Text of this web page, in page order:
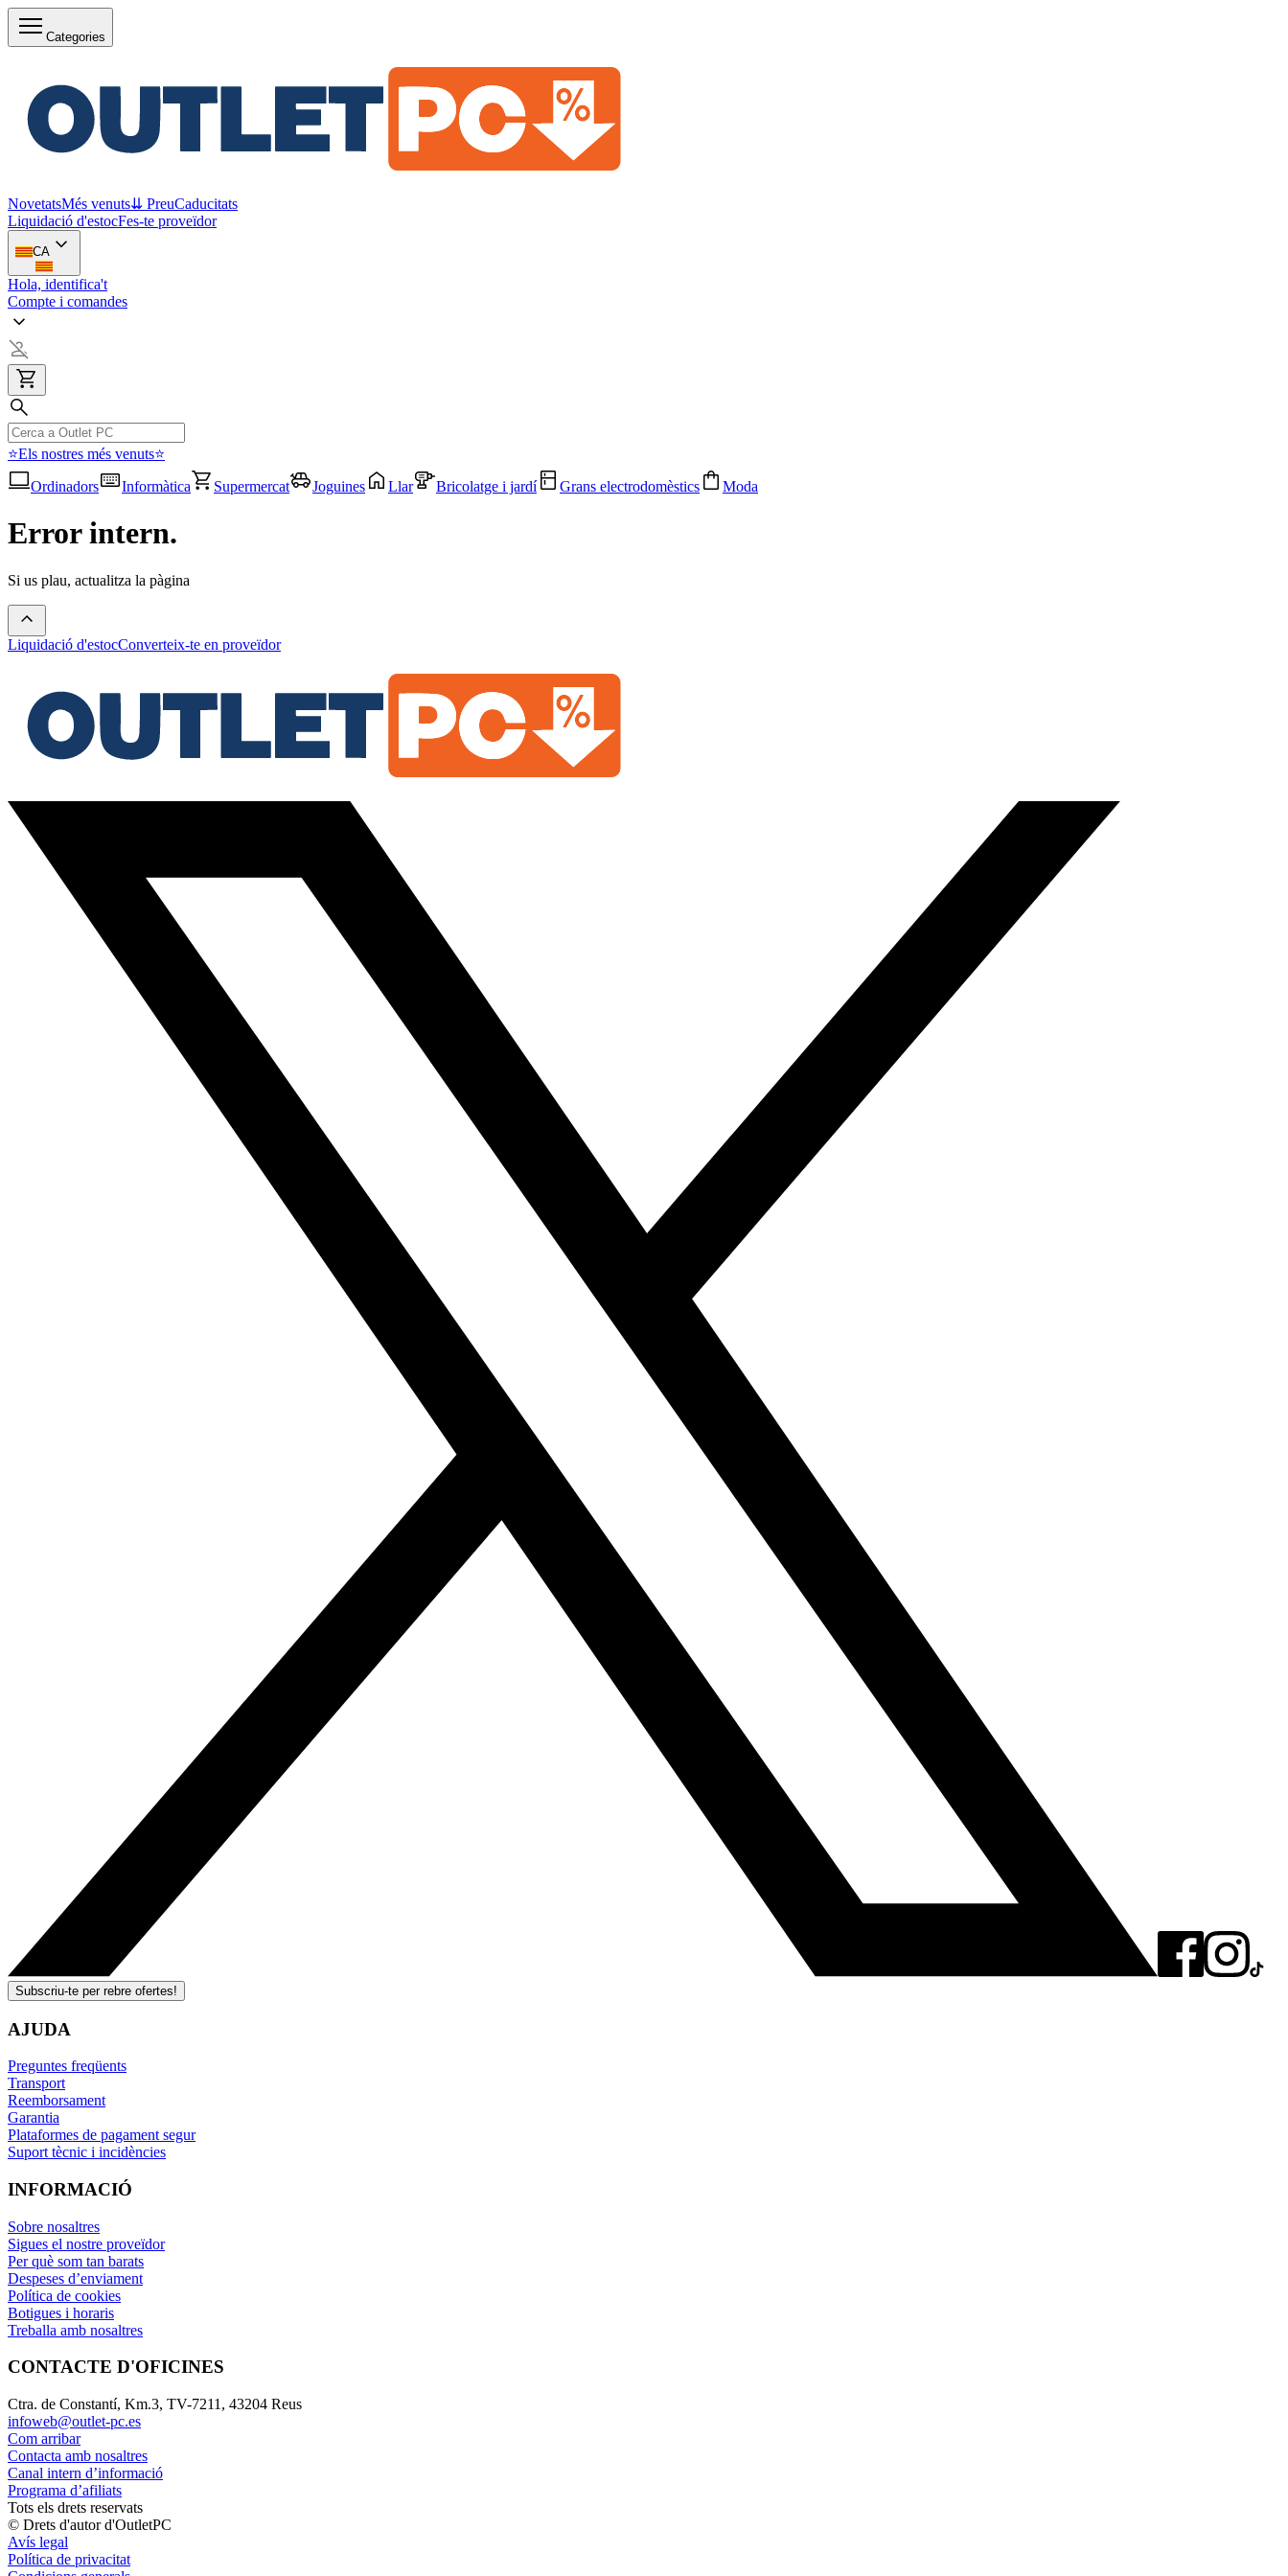
Categories
NovetatsMés venuts⇊ PreuCaducitats
Liquidació d'estocFes-te proveïdor
CA
Hola, identifica't
Compte i comandes
⭐Els nostres més venuts⭐
Ordinadors
Informàtica Supermercat Joguines Llar Bricolatge i jardí Grans electrodomèstics Moda
Error intern.
Si us plau, actualitza la pàgina
Liquidació d'estocConverteix-te en proveïdor
Subscriu-te per rebre ofertes!
AJUDA
Preguntes freqüents
Transport
Reemborsament
Garantia
Plataformes de pagament segur
Suport tècnic i incidències
INFORMACIÓ
Sobre nosaltres
Sigues el nostre proveïdor
Per què som tan barats
Despeses d’enviament
Política de cookies
Botigues i horaris
Treballa amb nosaltres
CONTACTE D'OFICINES
Ctra. de Constantí, Km.3, TV-7211, 43204 Reus
infoweb@outlet-pc.es
Com arribar
Contacta amb nosaltres
Canal intern d’informació
Programa d’afiliats
Tots els drets reservats
© Drets d'autor d'OutletPC
Avís legal
Política de privacitat